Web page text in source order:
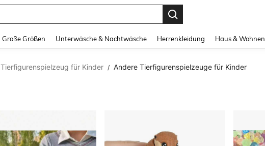
Große Größen Unterwäsche & Nachtwäsche Herrenkleidung Haus & Wohnen
Tierfigurenspielzeug für Kinder / Andere Tierfigurenspielzeuge für Kinder